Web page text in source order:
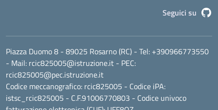
Seguici su
Piazza Duomo 8 - 89025 Rosarno (RC) - Tel: +390966773550
- Mail: rcic825005@istruzione.it - PEC:
rcic825005@pec.istruzione.it
Codice meccanografico: rcic825005 - Codice iPA:
istsc_rcic825005 - C.F.91006770803 - Codice univoco